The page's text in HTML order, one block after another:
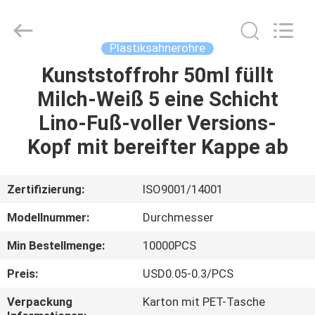
HAUS
PRODUKTE
UNS
AUSFLUG
QUALITÄTSKONTROLLE
TUBES(SHANG
HAI)CO.,LTD.
Plastiksahnerohre
Kunststoffrohr 50ml füllt
Milch-Weiß 5 eine Schicht
Lino-Fuß-voller Versions-
Kopf mit bereifter Kappe ab
Zertifizierung:
ISO9001/14001
Modellnummer:
Durchmesser
Min Bestellmenge:
10000PCS
Preis:
USD0.05-0.3/PCS
Verpackung
Karton mit PET-Tasche